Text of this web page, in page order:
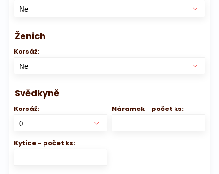
Ženich
Korsáž:
Svědkyně
Korsáž:
Kytice - počet ks:
Náramek - počet ks: